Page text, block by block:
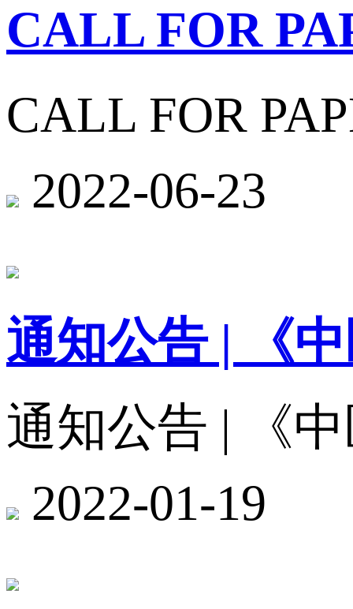
CALL FOR
CALL FOR
2022-06-23
通知公告 | 《
通知公告 | 《
2022-01-19